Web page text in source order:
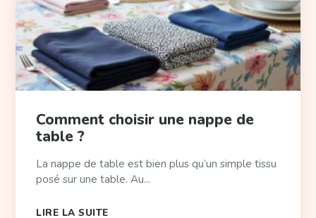
Comment choisir une nappe de
table ?
La nappe de table est bien plus qu’un simple tissu
posé sur une table. Au...
LIRE LA SUITE